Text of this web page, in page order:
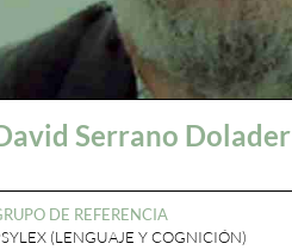
Serrano Dolader
DE REFERENCIA
(LENGUAJE Y COGNICIÓN)